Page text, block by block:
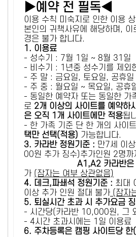
▶예약 전 필독◀
이용 수칙 미숙지로 인한 이용
본인의 귀책사유에 해당하며,
경은 불가 합니다.
1. 이용료
- 성수기 : 7월 1일 ~ 8월 31일
- 비수기 : 1년중 성수기를 제외
- 주 말 : 금요일, 토요일, 공휴일
- 주 중 : 월요일 ~ 목요일, 공휴
- 동일한 예약자 또는 동일한 가
로 2개 이상의 사이트를 예약하
은 오직 1개 사이트에만 적용됩
- 한 가족 기준 단 한 개의 사이
택만 선택(적용) 가능합니다.
3. 카라반 정원기준 : 만7세 이
00원 추가 징수)추가인원 2명까
A1,A2 카라반은
가 (잠자는 여부 상관없음)
4. 데크,파쇄석 정원기준 : 최대
이상 추가 인원 절대 불가 (잠자
5. 퇴실시간 초과 시 추가요금
- 시간당(카라반 10,000원, 그
- 4시간 초과시에는 1일 이용료
6. 주차등록은 캠핑 사이트당